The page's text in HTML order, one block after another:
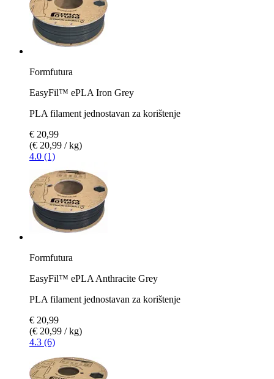
Formfutura
EasyFil™ ePLA Iron Grey
PLA filament jednostavan za korištenje
€ 20,99
(€ 20,99 / kg)
4.0 (1)
Formfutura
EasyFil™ ePLA Anthracite Grey
PLA filament jednostavan za korištenje
€ 20,99
(€ 20,99 / kg)
4.3 (6)